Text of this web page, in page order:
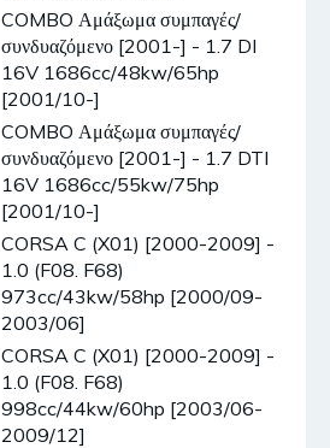
COMBO Αμάξωμα συμπαγές/
συνδυαζόμενο [2001-] - 1.7 DI
16V 1686cc/48kw/65hp
[2001/10-]
COMBO Αμάξωμα συμπαγές/
συνδυαζόμενο [2001-] - 1.7 DTI
16V 1686cc/55kw/75hp
[2001/10-]
CORSA C (X01) [2000-2009] -
1.0 (F08. F68)
973cc/43kw/58hp [2000/09-
2003/06]
CORSA C (X01) [2000-2009] -
1.0 (F08. F68)
998cc/44kw/60hp [2003/06-
2009/12]